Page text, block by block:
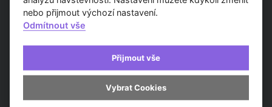
Doporučené pořady
nebo přijmout výchozí nastavení.
Odmítnout vše
Přijmout vše
Vybrat Cookies